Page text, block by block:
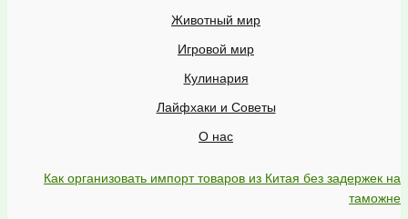
Животный мир
Игровой мир
Кулинария
Лайфхаки и Советы
О нас
Как организовать импорт товаров из Китая без задержек на
таможне